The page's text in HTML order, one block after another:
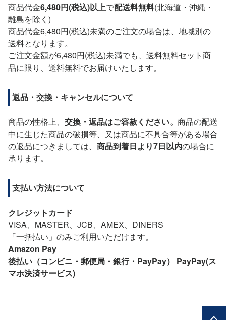
商品代金6,480円(税込)以上で配送料無料(北海道・沖縄・
離島を除く)
商品代金6,480円(税込)未満のご注文の場合は、地域別の
送料となります。
ご注文金額が6,480円(税込)未満でも、送料無料セット商
品に限り、送料無料でお届けいたします。
返品・交換・キャンセルについて
商品の性格上、 交換・返品はご容赦ください。 商品の配送
中に生じた商品の破損等、又は商品に不具合等がある場合
の返品につきましては、 商品到着日より7日以内の場合に
承ります。
支払い方法について
クレジットカード
VISA、MASTER、JCB、AMEX、DINERS
「一括払い」のみご利用いただけます。
Amazon Pay
後払い（コンビニ・郵便局・銀行・PayPay）
PayPay(ス
マホ決済サービス)